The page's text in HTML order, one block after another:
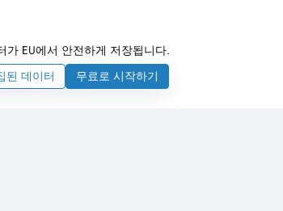
EU에서 안전하게 저장됩니다.
된 데이터 무료로 시작하기